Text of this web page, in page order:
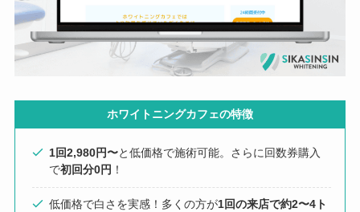
ホワイトニングカフェの特徴
1回2,980円〜と低価格で施術可能。さらに回数券購入
で初回分0円 ！
低価格で白さを実感！多くの方が1回の来店で約2〜4ト